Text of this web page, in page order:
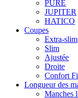
PURE
JUPITER
HATICO
Coupes
Extra-slim
Slim
Ajustée
Droite
Confort
Longueur des
Manches